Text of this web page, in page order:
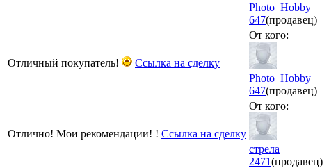
Photo_Hobby
647(продавец)
Отличный покупатель! Ссылка на сделку
От кого:
Photo_Hobby
647(продавец)
Отлично! Мои рекомендации! ! Ссылка на сделку
От кого:
стрела
2471(продавец)